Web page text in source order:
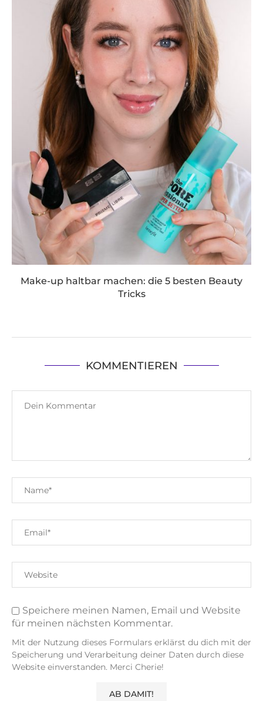
Make-up haltbar machen: die 5 besten Beauty
Tricks
KOMMENTIEREN
Speichere meinen Namen, Email und Website
für meinen nächsten Kommentar.
Mit der Nutzung dieses Formulars erklärst du dich mit der
Speicherung und Verarbeitung deiner Daten durch diese
Website einverstanden. Merci Cherie!